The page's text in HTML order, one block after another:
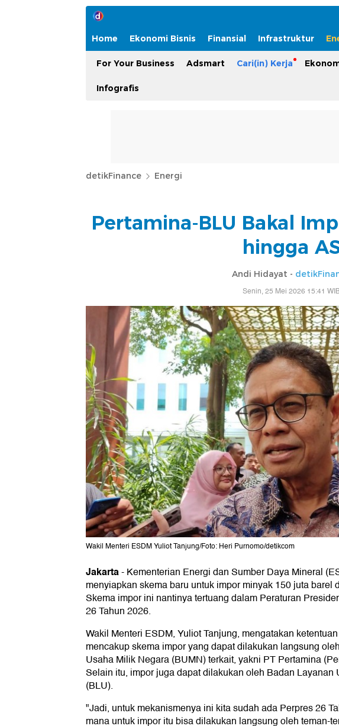
Home Ekonomi Bisnis Finansial Infrastruktur
For Your Business Adsmart Cari(in) Kerja
Infografis
detikFinance Energi
Pertamina-BLU Bakal
hingga
Andi Hidayat -
Senin, 25 Mei 2026 15:41
Wakil Menteri ESDM Yuliot Tanjung/Foto: Heri Purnomo/detikcom
Jakarta-Kementerian Energi dan Sumber Daya Mineral
menyiapkan skema baru untuk impor minyak 150 juta barel
Skema impor ini nantinya tertuang dalam Peraturan
26 Tahun 2026.
Wakil Menteri ESDM, Yuliot Tanjung, mengatakan
mencakup skema impor yang dapat dilakukan langsung
Usaha Milik Negara (BUMN) terkait, yakni PT Pertamina
Selain itu, impor juga dapat dilakukan oleh Badan Layanan
(BLU).
"Jadi, untuk mekanismenya ini kita sudah ada Perpres 26
mana untuk impor itu bisa dilakukan langsung oleh teman-